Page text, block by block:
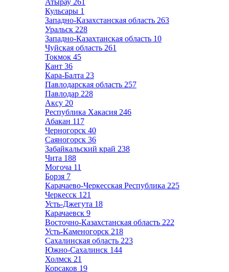
Атырау 261
Кульсары 1
Западно-Казахстанская область 263
Уральск 228
Западно-Казахтанская область 10
Чуйская область 261
Токмок 45
Кант 36
Кара-Балта 23
Павлодарская область 257
Павлодар 228
Аксу 20
Республика Хакасия 246
Абакан 117
Черногорск 40
Саяногорск 36
Забайкальский край 238
Чита 188
Могоча 11
Борзя 7
Карачаево-Черкесская Республика 225
Черкесск 121
Усть-Джегута 18
Карачаевск 9
Восточно-Казахстанская область 222
Усть-Каменогорск 218
Сахалинская область 223
Южно-Сахалинск 144
Холмск 21
Корсаков 19